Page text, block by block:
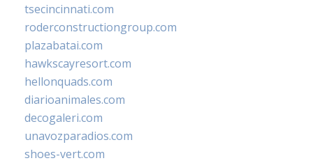
tsecincinnati.com
roderconstructiongroup.com
plazabatai.com
hawkscayresort.com
hellonquads.com
diarioanimales.com
decogaleri.com
unavozparadios.com
shoes-vert.com